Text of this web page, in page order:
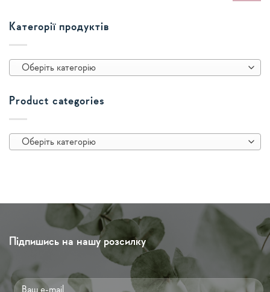
Категорії продуктів
Оберіть категорію
Product categories
Оберіть категорію
Підпишись на нашу розсилку